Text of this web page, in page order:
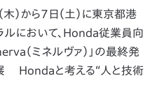
から7日（土）に東京都港
ルにおいて、Honda従業員向
（ミネルヴァ）」の最終発
Hondaと考える“人と技術